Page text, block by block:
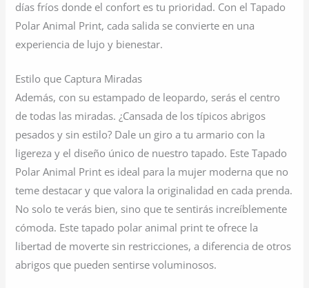
días fríos donde el confort es tu prioridad. Con el Tapado
Polar Animal Print, cada salida se convierte en una
experiencia de lujo y bienestar.
Estilo que Captura Miradas
Además, con su estampado de leopardo, serás el centro
de todas las miradas. ¿Cansada de los típicos abrigos
pesados y sin estilo? Dale un giro a tu armario con la
ligereza y el diseño único de nuestro tapado. Este Tapado
Polar Animal Print es ideal para la mujer moderna que no
teme destacar y que valora la originalidad en cada prenda.
No solo te verás bien, sino que te sentirás increíblemente
cómoda. Este tapado polar animal print te ofrece la
libertad de moverte sin restricciones, a diferencia de otros
abrigos que pueden sentirse voluminosos.